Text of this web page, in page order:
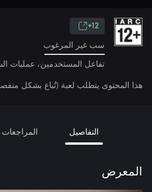
12+
سب غير المرغوب
تفاعل المستخدمين، عمليات
هذا المحتوى يتطلب لعبة (تُباع بشكل
التفاصيل المراجعات
المعرض